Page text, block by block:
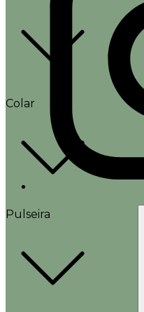
Colar
Pulseira